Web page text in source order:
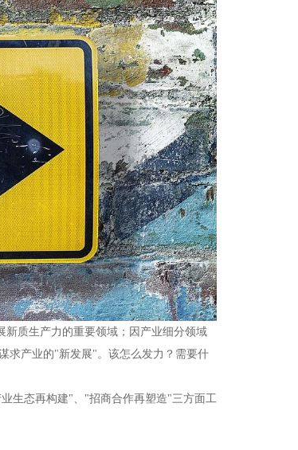
质生产力的重要领域；因产业细分领域
求产业的"新发展"。该怎么发力？需要什
生态再构建"、"招商合作再塑造"三方面工